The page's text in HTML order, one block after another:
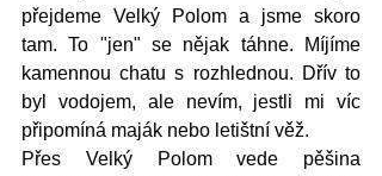
přejdeme Velký Polom a jsme skoro
tam. To "jen" se nějak táhne. Míjíme
kamennou chatu s rozhlednou. Dřív to
byl vodojem, ale nevím, jestli mi víc
připomíná maják nebo letištní věž.
Přes Velký Polom vede pěšina